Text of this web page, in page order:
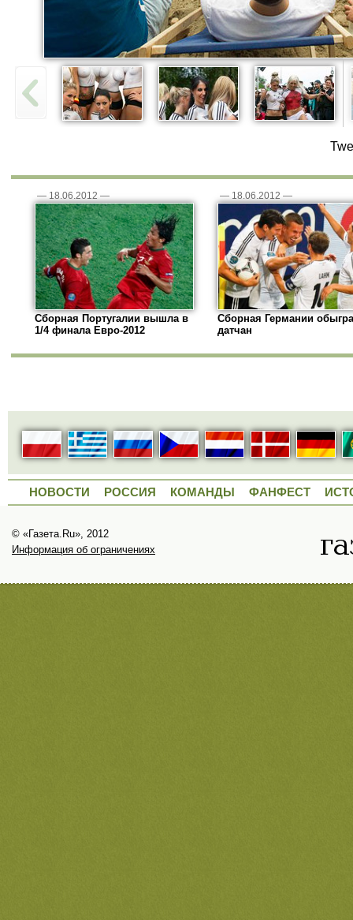
— 18.06.2012 —
Сборная Португалии вышла в
1/4 финала Евро-2012
— 18.06.2012 —
Сборная Германии
датчан
НОВОСТИ РОССИЯ КОМАНДЫ ФАНФЕСТ
© «Газета.Ru», 2012
Информация об ограничениях